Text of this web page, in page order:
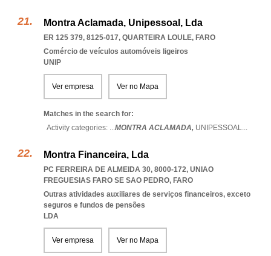
Montra Aclamada, Unipessoal, Lda
ER 125 379, 8125-017, QUARTEIRA LOULE, FARO
Comércio de veículos automóveis ligeiros
UNIP
Ver empresa Ver no Mapa
Matches in the search for:
Activity categories: ...MONTRA ACLAMADA, UNIPESSOAL...
Montra Financeira, Lda
PC FERREIRA DE ALMEIDA 30, 8000-172, UNIAO
FREGUESIAS FARO SE SAO PEDRO, FARO
Outras atividades auxiliares de serviços financeiros, exceto
seguros e fundos de pensões
LDA
Ver empresa Ver no Mapa